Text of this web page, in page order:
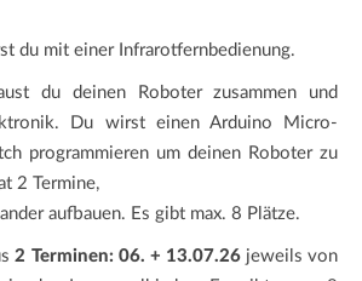
du mit einer Infrarotfernbedienung.
du deinen Roboter zusammen und
Du wirst einen Arduino Micro-
programmieren um deinen Roboter zu
2 Termine,
aufbauen. Es gibt max. 8 Plätze.
2 Terminen: 06. + 13.07.26jeweils von